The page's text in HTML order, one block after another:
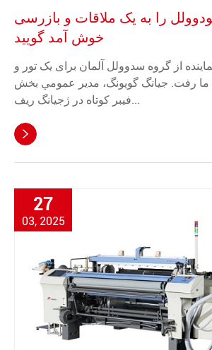
را به یک ملاقات و بازرسی
خوش آمد گویید
یک نماینده از گروه سدوولل آلمان برای یک تور و
رفت. جيانگ گويونگ، مدير عمومي بخش
فيبر کوتاه در ژجيانگ ريف...

27
03, 2025